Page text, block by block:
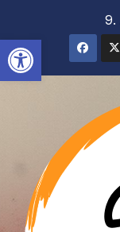
springen
9.